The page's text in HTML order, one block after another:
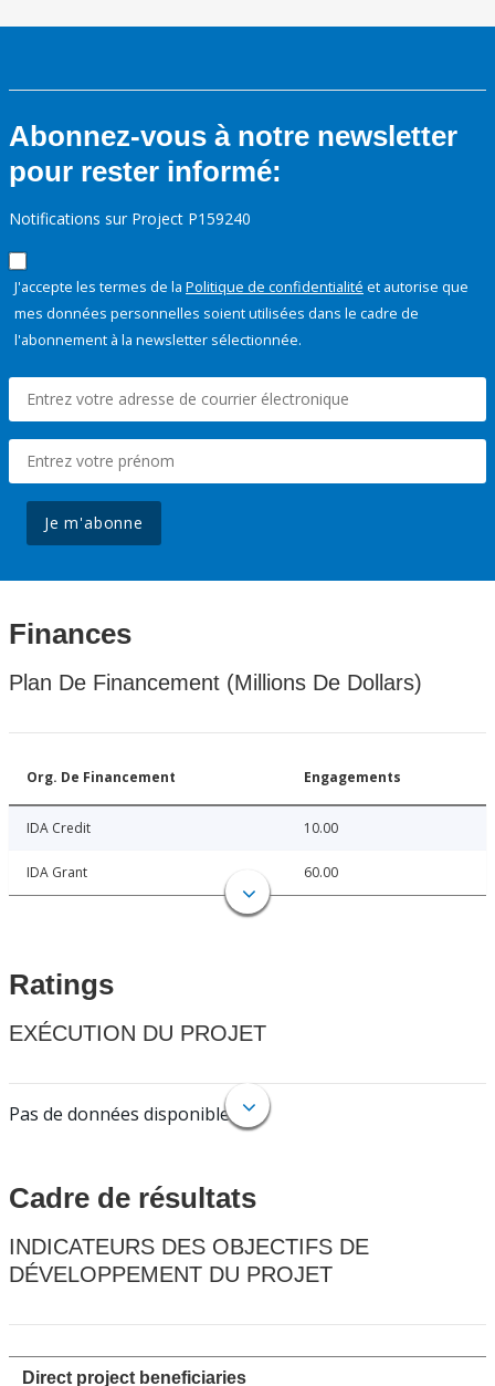
Abonnez-vous à notre newsletter
pour rester informé:
Notifications sur Project P159240
J'accepte les termes de la Politique de confidentialité et autorise que
mes données personnelles soient utilisées dans le cadre de
l'abonnement à la newsletter sélectionnée.
Je m'abonne
Finances
Plan De Financement (Millions De Dollars)
Org. De Financement Engagements
IDA Credit 10.00
IDA Grant 60.00
Ratings
EXÉCUTION DU PROJET
Pas de données disponibles.
Cadre de résultats
INDICATEURS DES OBJECTIFS DE
DÉVELOPPEMENT DU PROJET
Direct project beneficiaries